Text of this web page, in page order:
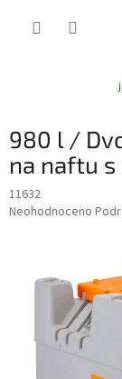
980 l /
na naftu s
11632
Průměrné
hvězdiček.
Neohodnoceno